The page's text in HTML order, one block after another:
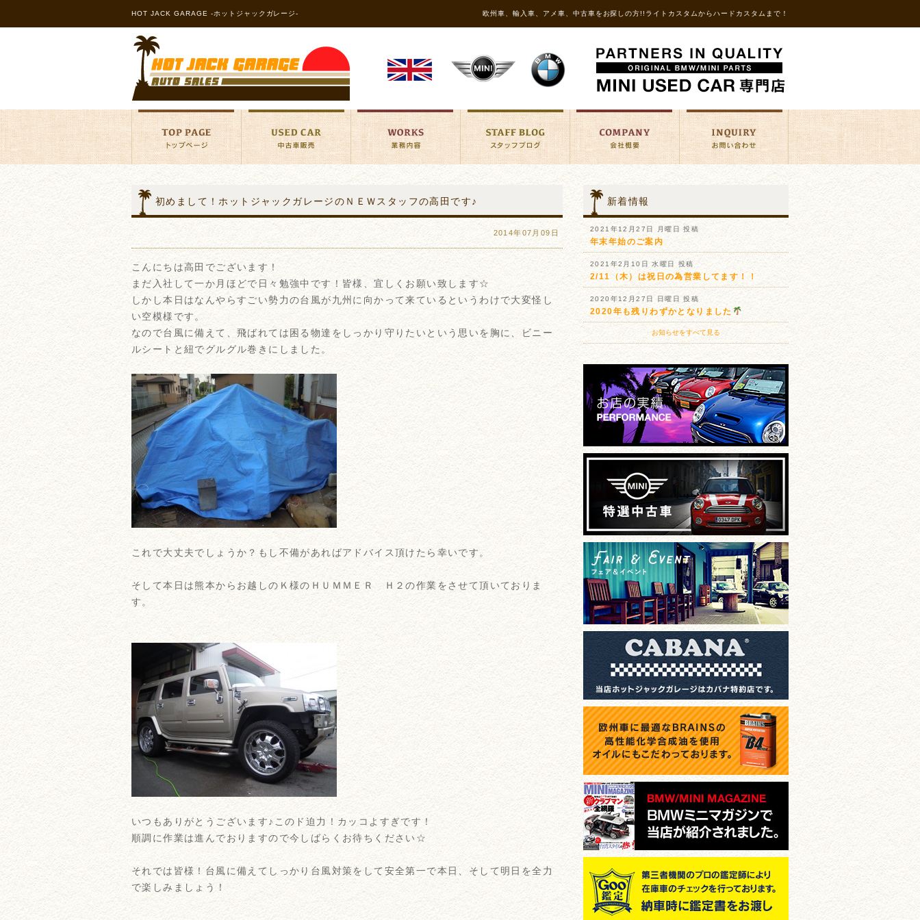
HOT JACK GARAGE -ホットジャックガレージ- 欧州車、輸入車、アメ車、中古車をお探しの方!!ライトカスタムからハードカスタムまで！
初めまして！ホットジャックガレージのＮＥＷスタッフの高田です♪
2014年07月09日
こんにちは高田でございます！
まだ入社して一か月ほどで日々勉強中です！皆様、宜しくお願い致します☆
しかし本日はなんやらすごい勢力の台風が九州に向かって来ているというわけで大変怪し
い空模様です。
なので台風に備えて、飛ばれては困る物達をしっかり守りたいという思いを胸に、ビニー
ルシートと紐でグルグル巻きにしました。
これで大丈夫でしょうか？もし不備があればアドバイス頂けたら幸いです。
そして本日は熊本からお越しのＫ様のＨＵＭＭＥＲ Ｈ２の作業をさせて頂いておりま
す。
いつもありがとうございます♪このド迫力！カッコよすぎです！
順調に作業は進んでおりますので今しばらくお待ちください☆
それでは皆様！台風に備えてしっかり台風対策をして安全第一で本日、そして明日を全力
で楽しみましょう！
新着情報
2021年12月27日 月曜日 投稿
年末年始のご案内
2021年2月10日 水曜日 投稿
2/11（木）は祝日の為営業してます！！
2020年12月27日 日曜日 投稿
2020年も残りわずかとなりました
お知らせをすべて見る